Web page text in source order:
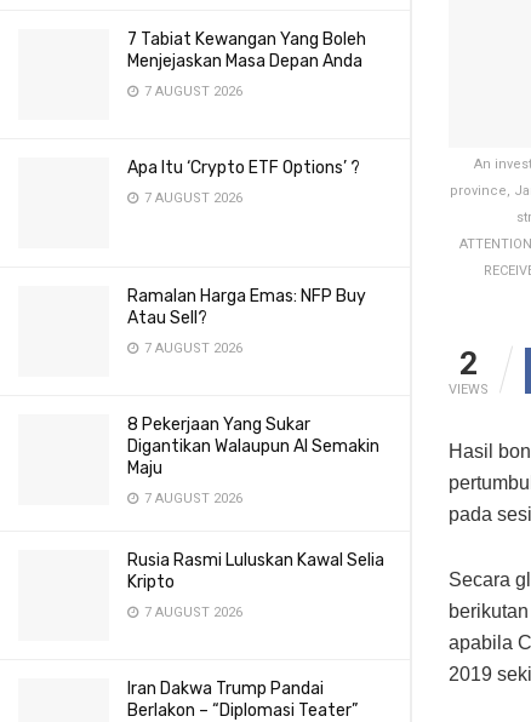
7 Tabiat Kewangan Yang Boleh
Menjejaskan Masa Depan Anda
7 AUGUST 2026
Apa Itu ‘Crypto ETF Options’ ?
7 AUGUST 2026
Ramalan Harga Emas: NFP Buy
Atau Sell?
7 AUGUST 2026
8 Pekerjaan Yang Sukar
Digantikan Walaupun AI Semakin
Maju
7 AUGUST 2026
Rusia Rasmi Luluskan Kawal Selia
Kripto
7 AUGUST 2026
Iran Dakwa Trump Pandai
Berlakon – “Diplomasi Teater”
An
province,
2
VIEWS
Hasil bon
pada
Secara
apabila
2019